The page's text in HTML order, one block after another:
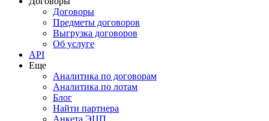
Договоры
Предметы договоров
Выгрузка договоров
Об услуге
API
Еще
Аналитика по договорам
Аналитика по лотам
Блог
Найти партнера